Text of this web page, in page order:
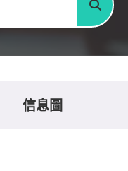
搜尋
信息圖